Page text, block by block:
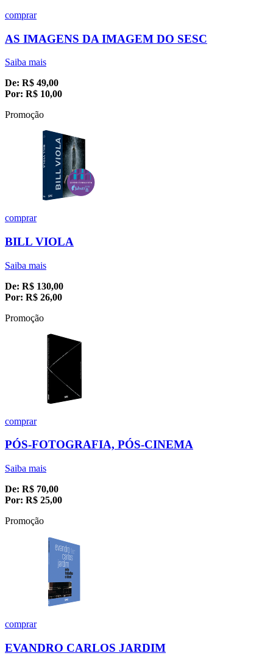
comprar
AS IMAGENS DA IMAGEM DO SESC
Saiba mais
De: R$ 49,00
Por: R$ 10,00
Promoção
comprar
BILL VIOLA
Saiba mais
De: R$ 130,00
Por: R$ 26,00
Promoção
comprar
PÓS-FOTOGRAFIA, PÓS-CINEMA
Saiba mais
De: R$ 70,00
Por: R$ 25,00
Promoção
comprar
EVANDRO CARLOS JARDIM